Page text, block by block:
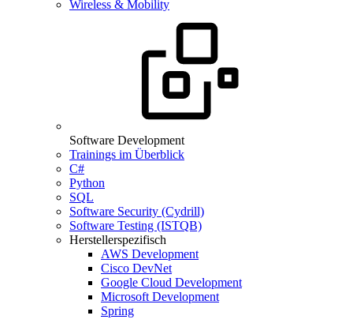
Wireless & Mobility
Software Development
Trainings im Überblick
C#
Python
SQL
Software Security (Cydrill)
Software Testing (ISTQB)
Herstellerspezifisch
AWS Development
Cisco DevNet
Google Cloud Development
Microsoft Development
Spring